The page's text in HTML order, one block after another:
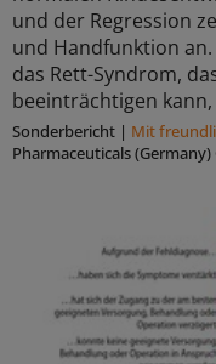
und der Regression
und Handfunktion
das Rett-Syndrom,
beeinträchtigen
Sonderbericht | Mit
Pharmaceuticals